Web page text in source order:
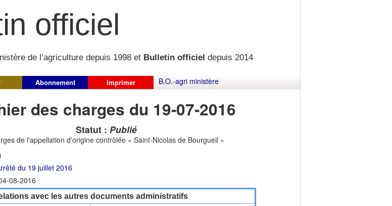
officiel
de l’agriculture depuis 1998 et Bulletin officiel depuis 2014
Abonnement Imprimer B.O.-agri ministère
des charges du 19-07-2016
Statut : Publié
de l'appellation d'origine contrôlée « Saint-Nicolas de Bourgueil »
du 19 juillet 2016
08-2016
avec les autres documents administratifs